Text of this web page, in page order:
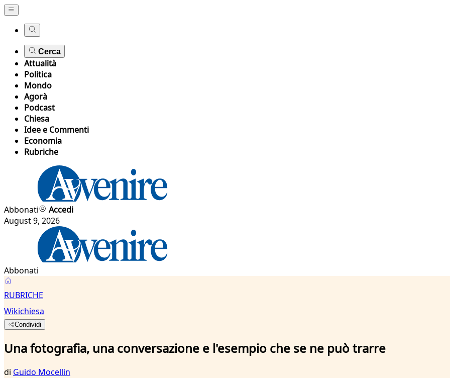
Cerca
Attualità
Politica
Mondo
Agorà
Podcast
Chiesa
Idee e Commenti
Economia
Rubriche
Abbonati
Accedi
August 9, 2026
Abbonati
RUBRICHE
Wikichiesa
Condividi
Una fotografia, una conversazione e l'esempio che se ne può trarre
di Guido Mocellin